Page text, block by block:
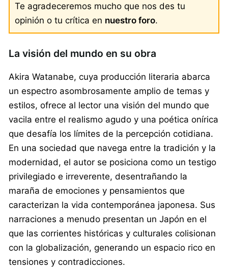
Te agradeceremos mucho que nos des tu
opinión o tu crítica en nuestro foro.
La visión del mundo en su obra
Akira Watanabe, cuya producción literaria abarca
un espectro asombrosamente amplio de temas y
estilos, ofrece al lector una visión del mundo que
vacila entre el realismo agudo y una poética onírica
que desafía los límites de la percepción cotidiana.
En una sociedad que navega entre la tradición y la
modernidad, el autor se posiciona como un testigo
privilegiado e irreverente, desentrañando la
maraña de emociones y pensamientos que
caracterizan la vida contemporánea japonesa. Sus
narraciones a menudo presentan un Japón en el
que las corrientes históricas y culturales colisionan
con la globalización, generando un espacio rico en
tensiones y contradicciones.